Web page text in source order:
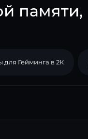
памяти,
для Гейминга в 2К